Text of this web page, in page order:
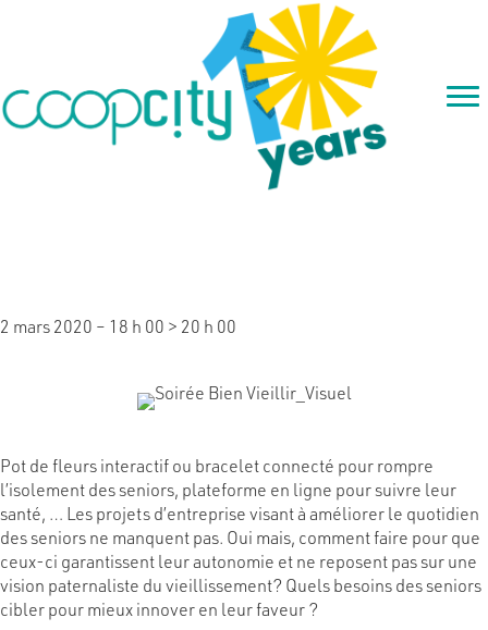
2 mars 2020 – 18 h 00 > 20 h 00
Pot de fleurs interactif ou bracelet connecté pour rompre
l’isolement des seniors, plateforme en ligne pour suivre leur
santé, … Les projets d’entreprise visant à améliorer le quotidien
des seniors ne manquent pas. Oui mais, comment faire pour que
ceux-ci garantissent leur autonomie et ne reposent pas sur une
vision paternaliste du vieillissement? Quels besoins des seniors
cibler pour mieux innover en leur faveur ?